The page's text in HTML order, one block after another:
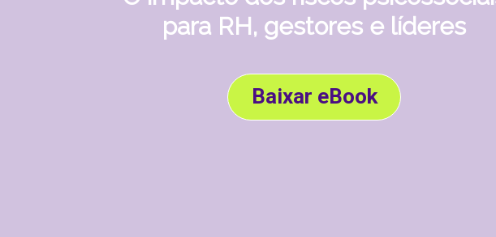
para RH, gestores e líderes
Baixar eBook